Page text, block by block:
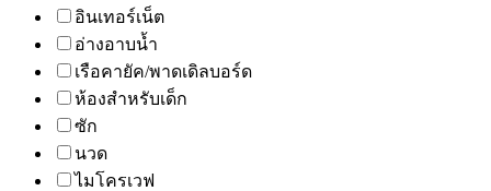
อินเทอร์เน็ต
อ่างอาบน้ำ
เรือคายัค/พาดเดิลบอร์ด
ห้องสำหรับเด็ก
ซัก
นวด
ไมโครเวฟ